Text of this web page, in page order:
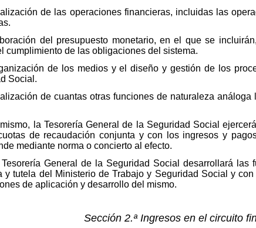
de las operaciones financieras, incluidas las
del presupuesto monetario, en el que se
cumplimiento de las obligaciones del sistema.
de los medios y el diseño y gestión de los
Social.
de cuantas otras funciones de naturaleza
la Tesorería General de la Seguridad Social
de recaudación conjunta y con los ingresos y
mediante norma o concierto al efecto.
General de la Seguridad Social desarrollará
y tutela del Ministerio de Trabajo y Seguridad Social y
de aplicación y desarrollo del mismo.
Sección 2.ª Ingresos en el circuito